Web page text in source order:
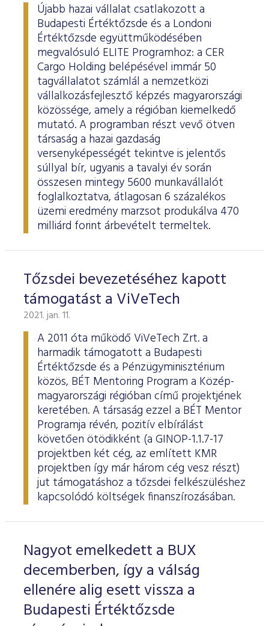
Újabb hazai vállalat csatlakozott a
Budapesti Értéktőzsde és a Londoni
Értéktőzsde együttműködésében
megvalósuló ELITE Programhoz: a CER
Cargo Holding belépésével immár 50
tagvállalatot számlál a nemzetközi
vállalkozásfejlesztő képzés magyarországi
közössége, amely a régióban kiemelkedő
mutató. A programban részt vevő ötven
társaság a hazai gazdaság
versenyképességét tekintve is jelentős
súllyal bír, ugyanis a tavalyi év során
összesen mintegy 5600 munkavállalót
foglalkoztatva, átlagosan 6 százalékos
üzemi eredmény marzsot produkálva 470
milliárd forint árbevételt termeltek.
Tőzsdei bevezetéséhez kapott
támogatást a ViVeTech
2021. jan. 11.
A 2011 óta működő ViVeTech Zrt. a
harmadik támogatott a Budapesti
Értéktőzsde és a Pénzügyminisztérium
közös, BÉT Mentoring Program a Közép-
magyarországi régióban című projektjének
keretében. A társaság ezzel a BÉT Mentor
Programja révén, pozitív elbírálást
követően ötödikként (a GINOP-1.1.7-17
projektben két cég, az említett KMR
projektben így már három cég vesz részt)
jut támogatáshoz a tőzsdei felkészüléshez
kapcsolódó költségek finanszírozásában.
Nagyot emelkedett a BUX
decemberben, így a válság
ellenére alig esett vissza a
Budapesti Értéktőzsde